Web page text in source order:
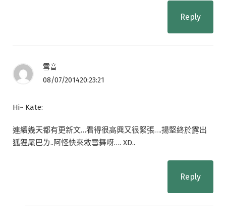
Reply
雪音
08/07/201420:23:21
Hi~ Kate:
連續幾天都有更新文…看得很高興又很緊張….揚堅終於露出
狐狸尾巴ㄌ..阿怪快來救雪舞呀…. XD..
Reply